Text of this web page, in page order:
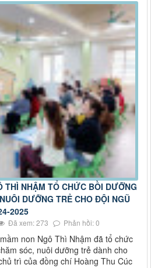
THÌ NHẬM TỔ CHỨC BỒI DƯỠNG
DƯỠNG TRẺ CHO ĐỘI NGŨ
2025
Đã xem: 273 Phản hồi: 0
non Ngô Thì Nhậm đã tổ chức
sóc, nuôi dưỡng trẻ dành cho
trì của đồng chí Hoàng Thu Cúc